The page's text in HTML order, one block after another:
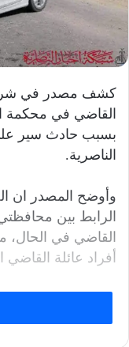
كشف مصدر في
القاضي في محكمة
بسبب حادث سير
الناصرية.
وأوضح المصدر ان
الرابط بين
القاضي في الحال،
أفراد عائلة القاضي